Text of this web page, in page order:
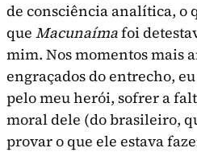
de consciência analítica, o
que Macunaímafoi
mim. Nos momentos mais
engraçados do entrecho,
pelo meu herói, sofrer a
moral dele (do brasileiro,
provar o que ele estava